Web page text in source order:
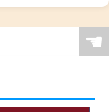
☚